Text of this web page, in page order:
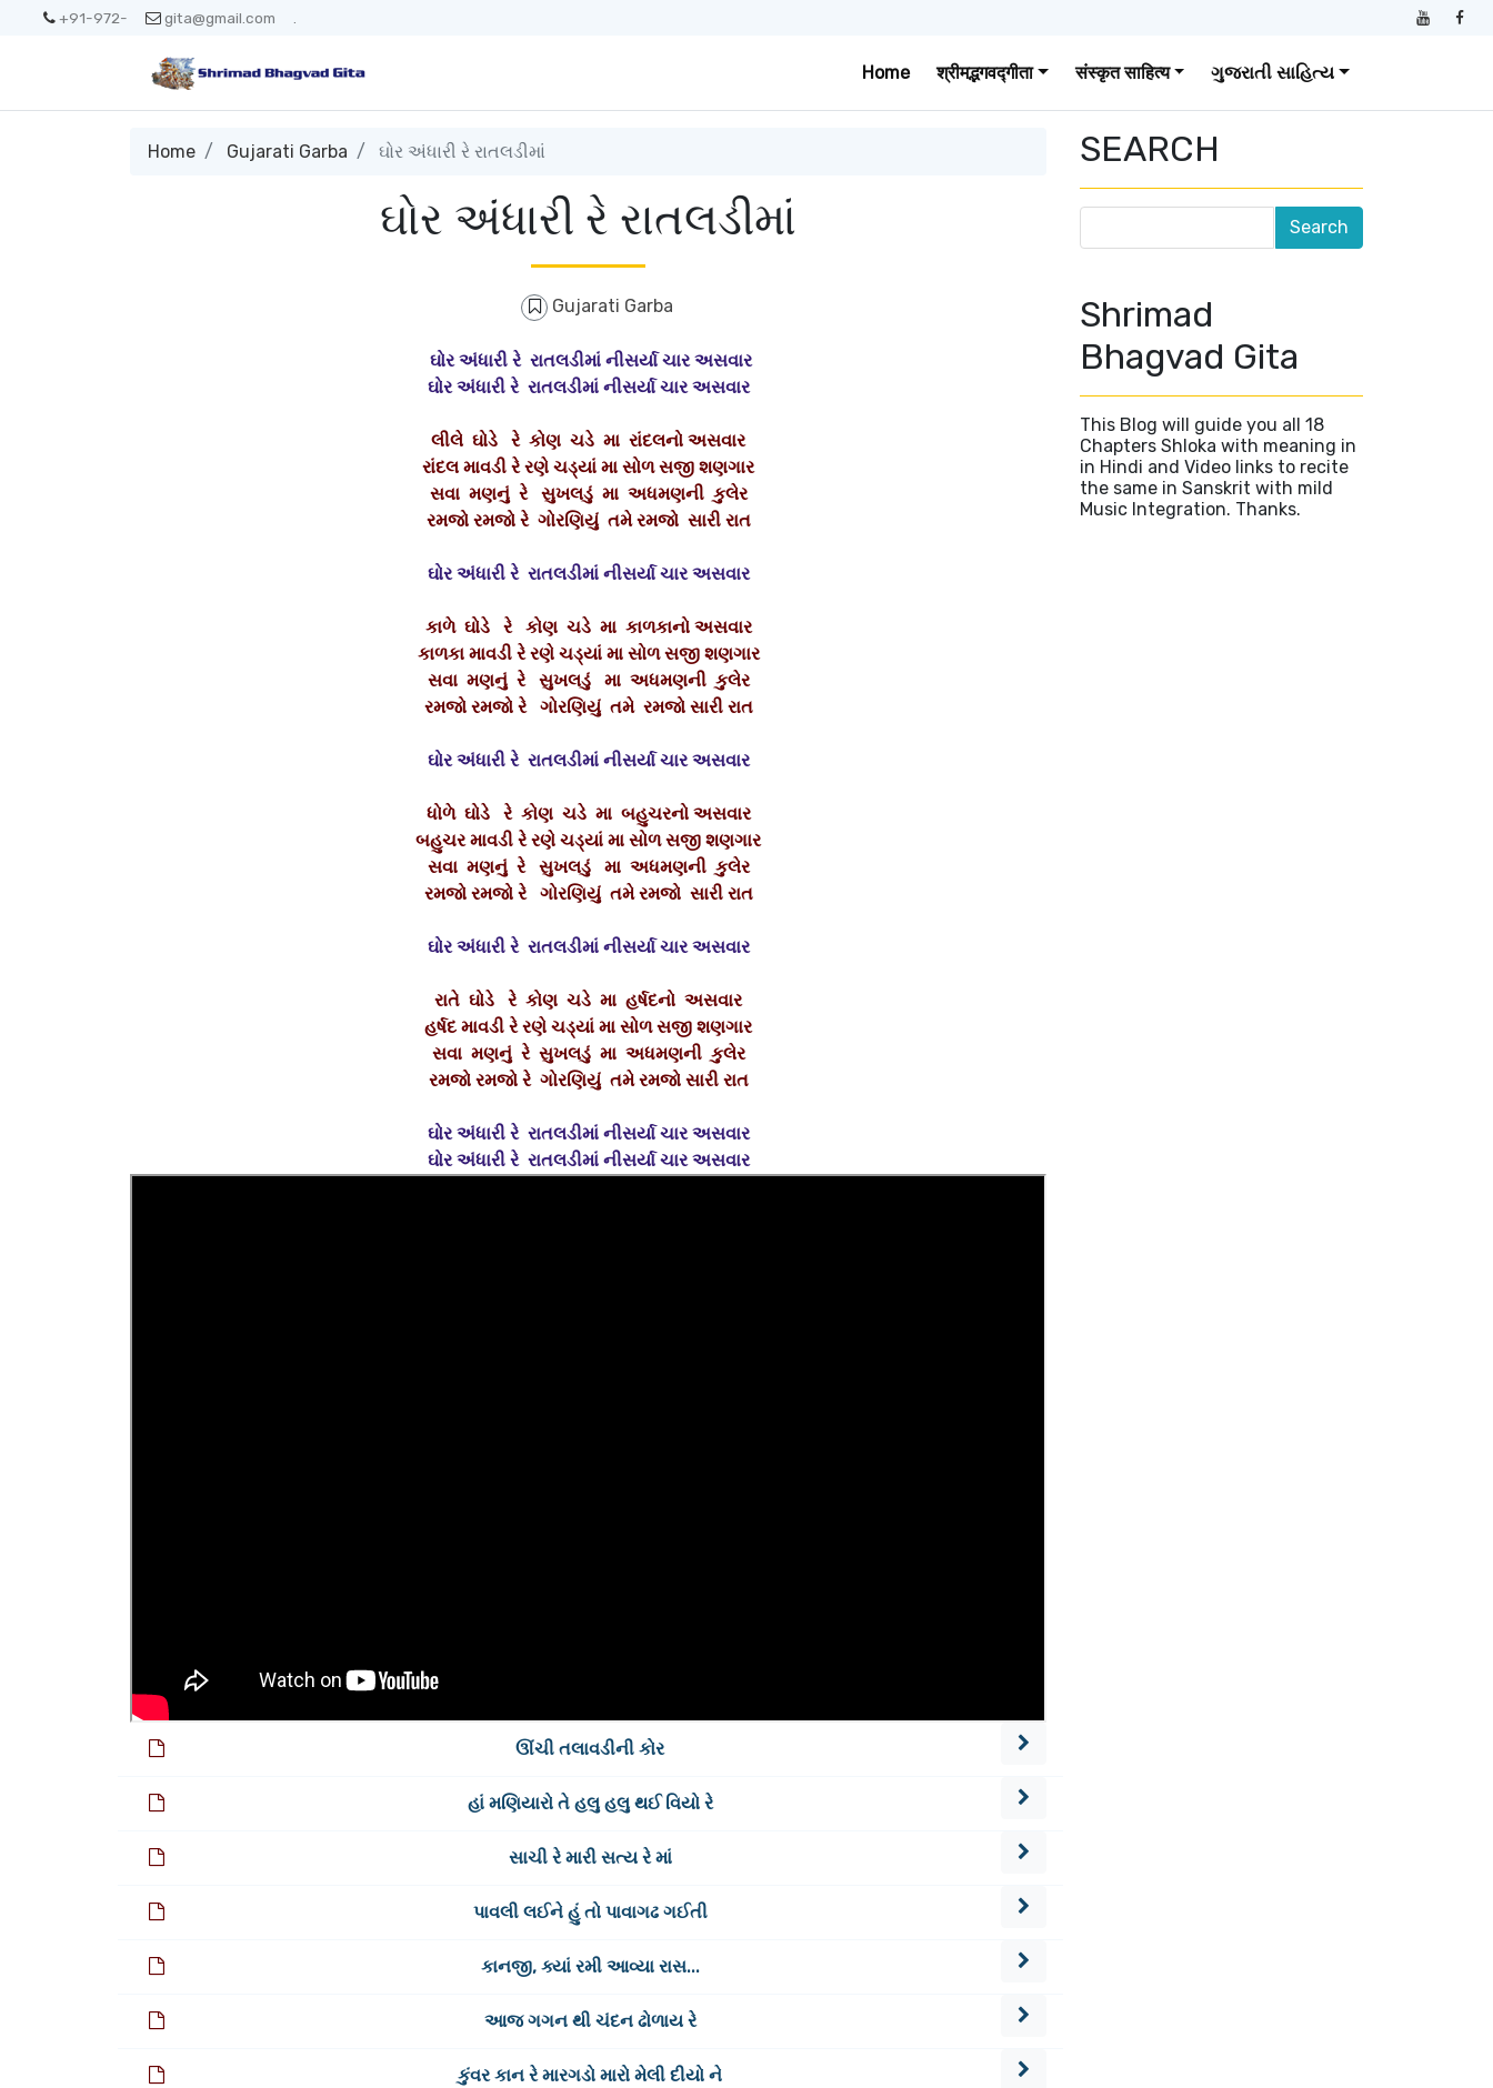
+91-972- gita@gmail.com
Home श्रीमद्भगवद्गीता संस्कृत साहित्य ગુજરાતી સાહિત્ય
Home Gujarati Garba ઘોર અંધારી રે રાતલડીમાં
ઘોર અંધારી રે રાતલડીમાં
Gujarati Garba
ઘોર અંધારી રે રાતલડીમાં નીસર્યા ચાર અસવાર
ઘોર અંધારી રે રાતલડીમાં નીસર્યા ચાર અસવાર
લીલે ઘોડે રે કોણ ચડે મા રાંદલનો અસવાર
રાંદલ માવડી રે રણે ચડ્યાં મા સોળ સજી શણગાર
સવા મણનું રે સુખલડું મા અધમણની કુલેર
રમજો રમજો રે ગોરણિયું તમે રમજો સારી રાત
ઘોર અંધારી રે રાતલડીમાં નીસર્યા ચાર અસવાર
કાળે ઘોડે રે કોણ ચડે મા કાળકાનો અસવાર
કાળકા માવડી રે રણે ચડ્યાં મા સોળ સજી શણગાર
સવા મણનું રે સુખલડું મા અધમણની કુલેર
રમજો રમજો રે ગોરણિયું તમે રમજો સારી રાત
ઘોર અંધારી રે રાતલડીમાં નીસર્યા ચાર અસવાર
ધોળે ઘોડે રે કોણ ચડે મા બહુચરનો અસવાર
બહુચર માવડી રે રણે ચડ્યાં મા સોળ સજી શણગાર
સવા મણનું રે સુખલડું મા અધમણની કુલેર
રમજો રમજો રે ગોરણિયું તમે રમજો સારી રાત
ઘોર અંધારી રે રાતલડીમાં નીસર્યા ચાર અસવાર
રાતે ઘોડે રે કોણ ચડે મા હર્ષદનો અસવાર
હર્ષદ માવડી રે રણે ચડ્યાં મા સોળ સજી શણગાર
સવા મણનું રે સુખલડું મા અધમણની કુલેર
રમજો રમજો રે ગોરણિયું તમે રમજો સારી રાત
ઘોર અંધારી રે રાતલડીમાં નીસર્યા ચાર અસવાર
ઘોર અંધારી રે રાતલડીમાં નીસર્યા ચાર અસવાર
ઊંચી તલાવડીની કોર
હાં મણિયારો તે હલુ હલુ થઈ વિયો રે
સાચી રે મારી સત્ય રે માં
પાવલી લઈને હું તો પાવાગઢ ગઈતી
કાનજી, ક્યાં રમી આવ્યા રાસ...
આજ ગગન થી ચંદન ઢોળાય રે
કુંવર કાન રે મારગડો મારો મેલી દીયો ને
SEARCH
Shrimad
Bhagvad Gita
This Blog will guide you all 18
Chapters Shloka with meaning in
in Hindi and Video links to recite
the same in Sanskrit with mild
Music Integration. Thanks.